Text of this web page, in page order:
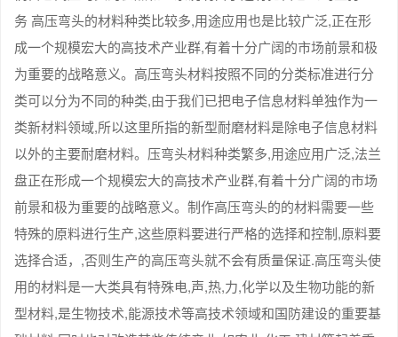
务 高压弯头的材料种类比较多,用途应用也是比较广泛,正在形
成一个规模宏大的高技术产业群,有着十分广阔的市场前景和极
为重要的战略意义。高压弯头材料按照不同的分类标准进行分
类可以分为不同的种类,由于我们已把电子信息材料单独作为一
类新材料领域,所以这里所指的新型耐磨材料是除电子信息材料
以外的主要耐磨材料。压弯头材料种类繁多,用途应用广泛,法兰
盘正在形成一个规模宏大的高技术产业群,有着十分广阔的市场
前景和极为重要的战略意义。制作高压弯头的的材料需要一些
特殊的原料进行生产,这些原料要进行严格的选择和控制,原料要
选择合适，,否则生产的高压弯头就不会有质量保证.高压弯头使
用的材料是一大类具有特殊电,声,热,力,化学以及生物功能的新
型材料,是生物技术,能源技术等高技术领域和国防建设的重要基